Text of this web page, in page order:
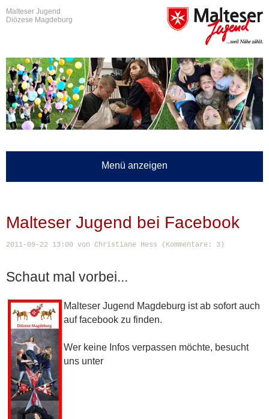
Malteser Jugend
Diözese Magdeburg
Menü anzeigen
Malteser Jugend bei Facebook
2011-09-22 13:00 von Christiane Hess (Kommentare: 3)
Schaut mal vorbei...
Malteser Jugend Magdeburg ist ab sofort auch
auf facebook zu finden.
Wer keine Infos verpassen möchte, besucht
uns unter